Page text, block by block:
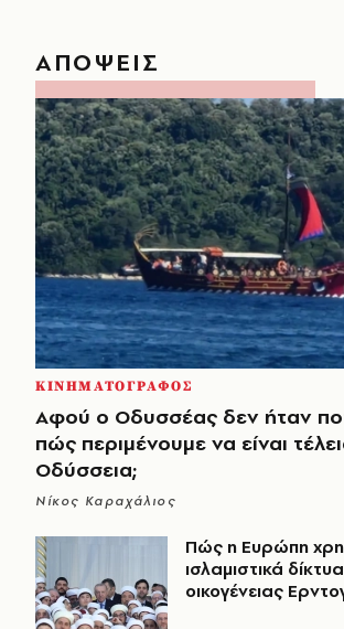
ΑΠΟΨΕΙΣ
ΚΙΝΗΜΑΤΟΓΡΑΦΟΣ
Αφού ο Οδυσσέας δεν ήταν
πώς περιμένουμε να είναι
Οδύσσεια;
Νίκος Καραχάλιος
Πώς η Ευρώπη
ισλαμιστικά
οικογένειας